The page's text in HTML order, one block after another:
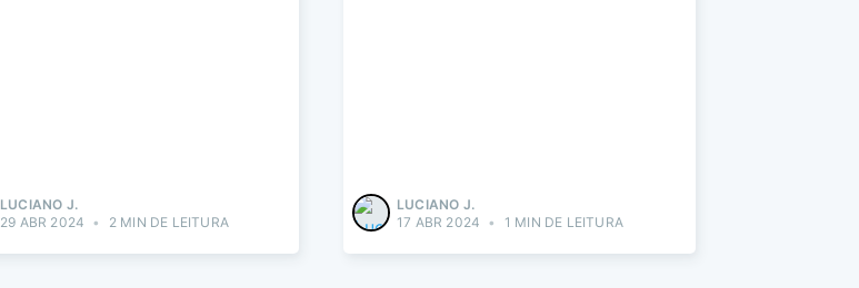
LUCIANO J.
29 ABR 2024 • 2 MIN DE LEITURA
LUCIANO J.
17 ABR 2024 • 1 MIN DE LEITURA